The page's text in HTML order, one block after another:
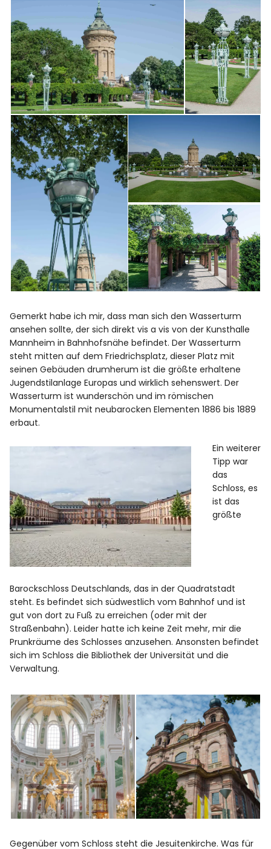
Gemerkt habe ich mir, dass man sich den Wasserturm
ansehen sollte, der sich direkt vis a vis von der Kunsthalle
Mannheim in Bahnhofsnähe befindet. Der Wasserturm
steht mitten auf dem Friedrichsplatz, dieser Platz mit
seinen Gebäuden drumherum ist die größte erhaltene
Jugendstilanlage Europas und wirklich sehenswert. Der
Wasserturm ist wunderschön und im römischen
Monumentalstil mit neubarocken Elementen 1886 bis 1889
erbaut.
Ein weiterer
Tipp war
das
Schloss, es
ist das
größte
Barockschloss Deutschlands, das in der Quadratstadt
steht. Es befindet sich südwestlich vom Bahnhof und ist
gut von dort zu Fuß zu erreichen (oder mit der
Straßenbahn). Leider hatte ich keine Zeit mehr, mir die
Prunkräume des Schlosses anzusehen. Ansonsten befindet
sich im Schloss die Bibliothek der Universität und die
Verwaltung.
Gegenüber vom Schloss steht die Jesuitenkirche. Was für